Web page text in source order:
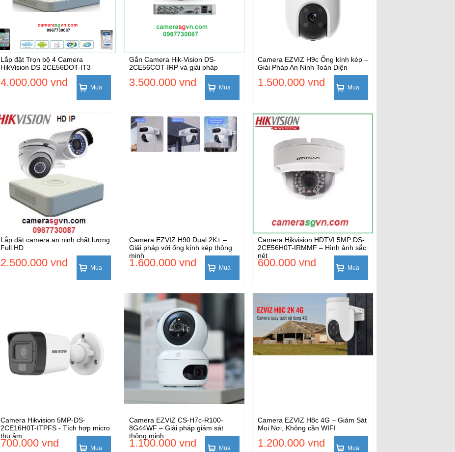
Lắp đặt Trọn bộ 4 Camera
HikVision DS-2CE56DOT-IT3
4.000.000 vnd Mua
Gắn Camera Hik-Vision DS-
2CE56COT-IRP và giải pháp
3.500.000 vnd Mua
Camera EZVIZ H9c Ống kính kép –
Giải Pháp An Ninh Toàn Diện
1.500.000 vnd Mua
Lắp đặt camera an ninh chất lượng
Full HD
2.500.000 vnd Mua
Camera EZVIZ H90 Dual 2K+ –
Giải pháp với ống kính kép thông
minh
1.600.000 vnd Mua
Camera Hikvision HDTVI 5MP DS-
2CE56H0T-IRMMF – Hình ảnh sắc
nét
600.000 vnd Mua
Camera Hikvision 5MP-DS-
2CE16H0T-ITPFS - Tích hợp micro
thu âm
700.000 vnd Mua
Camera EZVIZ CS-H7c-R100-
8G44WF – Giải pháp giám sát
thông minh
1.100.000 vnd Mua
Camera EZVIZ H8c 4G – Giám Sát
Mọi Nơi, Không cần WIFI
1.200.000 vnd Mua